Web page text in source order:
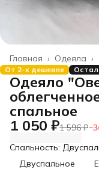
Одеяла ›
Главная ›
От 2-х дешевле
Одеяло
спальное
1 050 ₽1 596 ₽−
Спальность:
Двуспальное